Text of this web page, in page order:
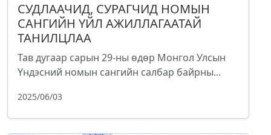
СУДЛААЧИД, СУРАГЧИД НОМЫН
САНГИЙН ҮЙЛ АЖИЛЛАГААТАЙ
ТАНИЛЦЛАА
Тав дугаар сарын 29-ны өдөр Монгол Улсын
Үндэсний номын сангийн салбар байрны...
2025/06/03